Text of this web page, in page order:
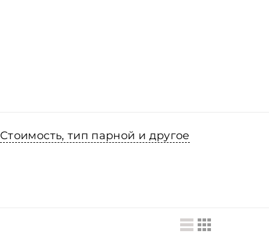
Стоимость, тип парной и другое